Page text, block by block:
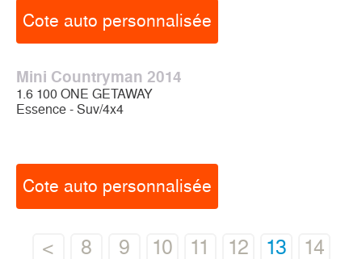
Cote auto personnalisée
Mini Countryman 2014
1.6 100 ONE GETAWAY
Essence - Suv/4x4
Cote auto personnalisée
< 8 9 10 11 12 13
14